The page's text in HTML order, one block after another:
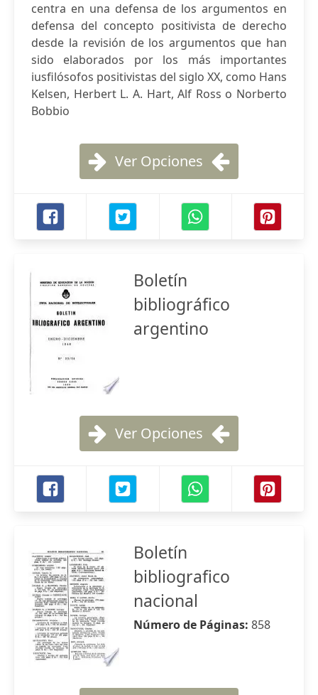
centra en una defensa de los argumentos en
defensa del concepto positivista de derecho
desde la revisión de los argumentos que han
sido elaborados por los más importantes
iusfilósofos positivistas del siglo XX, como Hans
Kelsen, Herbert L. A. Hart, Alf Ross o Norberto
Bobbio
Ver Opciones
Boletín
bibliográfico
argentino
Ver Opciones
Boletín
bibliografico
nacional
Número de Páginas: 858